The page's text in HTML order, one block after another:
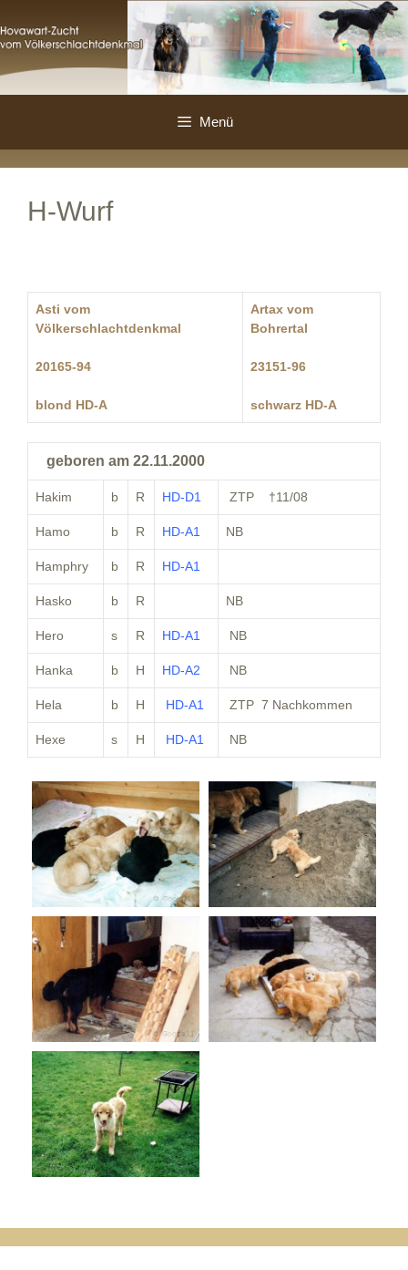
Inhalt
springen
Menü
H-Wurf
Asti vom
Völkerschlachtdenkmal
20165-94
blond HD-A
Artax vom
Bohrertal
23151-96
schwarz HD-A
geboren am 22.11.2000
Hakim b R HD-D1 ZTP †11/08
Hamo b R HD-A1 NB
Hamphry b R HD-A1
Hasko b R NB
Hero s R HD-A1 NB
Hanka b H HD-A2 NB
Hela b H HD-A1 ZTP 7 Nachkommen
Hexe s H HD-A1 NB